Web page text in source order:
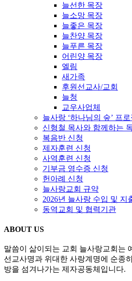
늘선한 목장
늘소망 목장
늘좋은 목장
늘찬양 목장
늘푸른 목장
어린양 목장
엘림
새가족
후원선교사/교회
늘청
교우사업체
늘사랑 ‘하나님의 숲’ 프로
신형철 목사와 함께하는
복음반 신청
제자훈련 신청
사역훈련 신청
기부금 영수증 신청
헌아례 신청
늘사랑교회 규약
2026년 늘사랑 수입 및 지
동역교회 및 협력기관
ABOUT US
말씀이 삶이되는 교회 늘사랑교회는
선교사명과 위대한 사랑계명에 순종
방을 섬겨나가는 제자공동체입니다.